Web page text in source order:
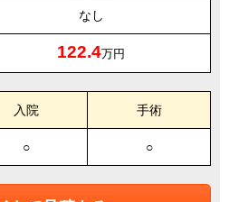
なし
122.4万円
入院 手術
○ ○